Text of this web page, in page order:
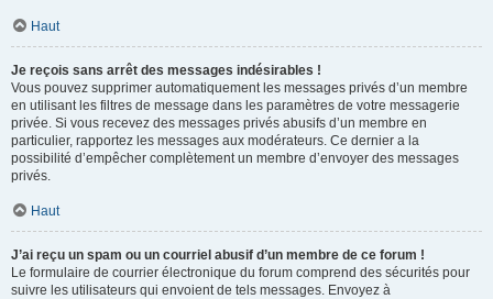
Haut
Je reçois sans arrêt des messages indésirables !
Vous pouvez supprimer automatiquement les messages privés d’un membre
en utilisant les filtres de message dans les paramètres de votre messagerie
privée. Si vous recevez des messages privés abusifs d’un membre en
particulier, rapportez les messages aux modérateurs. Ce dernier a la
possibilité d’empêcher complètement un membre d’envoyer des messages
privés.
Haut
J’ai reçu un spam ou un courriel abusif d’un membre de ce forum !
Le formulaire de courrier électronique du forum comprend des sécurités pour
suivre les utilisateurs qui envoient de tels messages. Envoyez à